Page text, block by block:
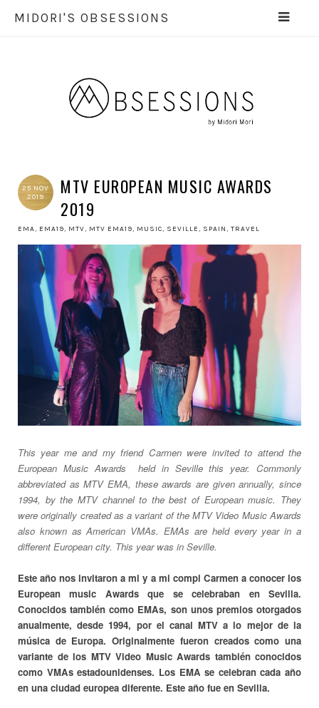
MIDORI'S OBSESSIONS
25 NOV
2019
MTV EUROPEAN MUSIC AWARDS
2019
EMA, EMA19, MTV, MTV EMA19, MUSIC, SEVILLE , SPAIN , TRAVEL
This year me and my friend Carmen were invited to attend the
European Music Awards held in Seville this year. Commonly
abbreviated asMTV EMA, these awards are given annually, since
1994, by the MTV channel to the best of European music. They
were originally created as a variant of the MTV Video Music Awards
also known as American VMAs. EMAs are held every year in a
different European city. This year was in Seville.
Este año nos invitaron a mi y a mi compi Carmen a conocer los
European music Awards que se celebraban en Sevilla.
Conocidos también como EMAs, son unos premios otorgados
anualmente, desde 1994, por el canal MTV a lo mejor de la
música de Europa. Originalmente fueron creados como una
variante de los MTV Video Music Awards también conocidos
como VMAs estadounidenses. Los EMA se celebran cada año
en una ciudad europea diferente. Este año fue en Sevilla.